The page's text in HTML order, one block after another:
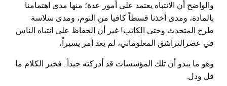
والواضح أن الانتباه يعتمد على أمور عدة؛ منها مدى اهتمامنا
بالمادة، ومدى أخذنا قسطاً كافيا من النوم، ومدى سلاسة
طرح المتحدث وحتى الكاتب! غير أن الحفاظ على انتباه الناس
في عصرالتراشق المعلوماتي، لم يعد أمر يسيراً،
وهو ما يبدو أن تلك المؤسسات قد أدركته جيداً.. فخير الكلام ما
قل ودل.